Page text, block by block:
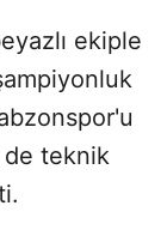
ekiple
teknik